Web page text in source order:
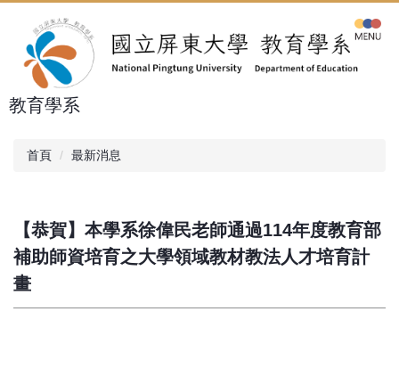
容
教育學系
首頁 最新消息
【恭賀】本學系徐偉民老師通過114年度教育部
補助師資培育之大學領域教材教法人才培育計
畫